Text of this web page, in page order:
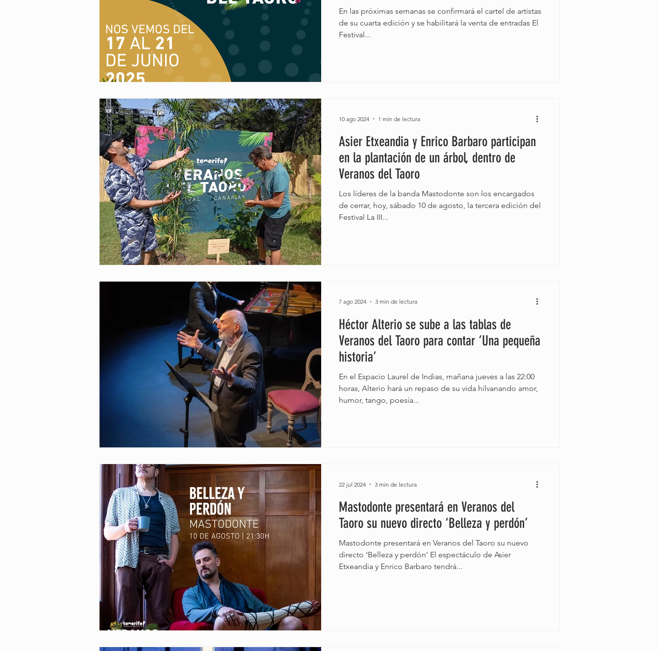
En las próximas semanas se confirmará el cartel de artistas
de su cuarta edición y se habilitará la venta de entradas El
Festival...
Asier Etxeandia y Enrico Barbaro participan
en la plantación de un árbol, dentro de
Veranos del Taoro
Los líderes de la banda Mastodonte son los encargados
de cerrar, hoy, sábado 10 de agosto, la tercera edición del
Festival La III...
10 ago 2024 1 min de lectura
Héctor Alterio se sube a las tablas de
Veranos del Taoro para contar ‘Una pequeña
historia’
En el Espacio Laurel de Indias, mañana jueves a las 22:00
horas, Alterio hará un repaso de su vida hilvanando amor,
humor, tango, poesía...
7 ago 2024 3 min de lectura
Mastodonte presentará en Veranos del
Taoro su nuevo directo ‘Belleza y perdón’
Mastodonte presentará en Veranos del Taoro su nuevo
directo ‘Belleza y perdón’ El espectáculo de Asier
Etxeandia y Enrico Barbaro tendrá...
22 jul 2024 3 min de lectura